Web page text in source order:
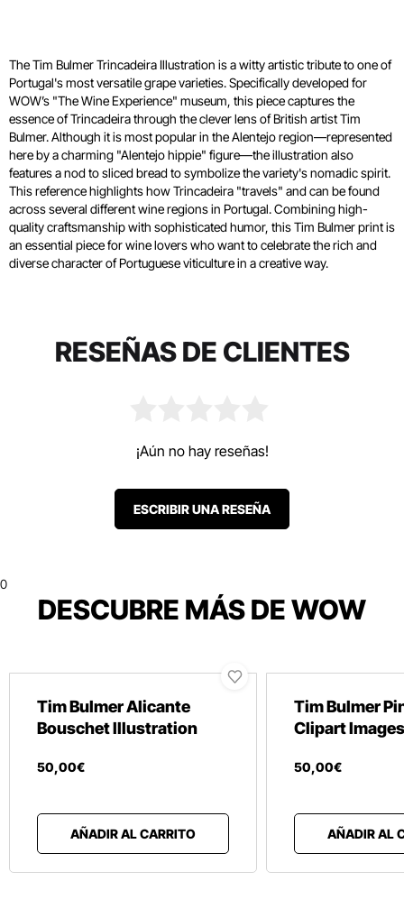
The Tim Bulmer Trincadeira Illustration is a witty artistic tribute to one of
Portugal's most versatile grape varieties. Specifically developed for
WOW’s "The Wine Experience" museum, this piece captures the
essence of Trincadeira through the clever lens of British artist Tim
Bulmer. Although it is most popular in the Alentejo region—represented
here by a charming "Alentejo hippie" figure—the illustration also
features a nod to sliced bread to symbolize the variety's nomadic spirit.
This reference highlights how Trincadeira "travels" and can be found
across several different wine regions in Portugal. Combining high-
quality craftsmanship with sophisticated humor, this Tim Bulmer print is
an essential piece for wine lovers who want to celebrate the rich and
diverse character of Portuguese viticulture in a creative way.
RESEÑAS DE CLIENTES
¡Aún no hay reseñas!
ESCRIBIR UNA RESEÑA
0
DESCUBRE MÁS DE WOW
Tim Bulmer Alicante
Bouschet Illustration
50,00€
AÑADIR AL CARRITO
Tim Bulmer
Clipart Images
50,00€
AÑADIR AL